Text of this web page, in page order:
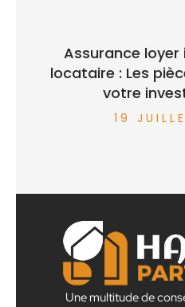
Assurance
locataire : Les
votre
19
Une multitude de